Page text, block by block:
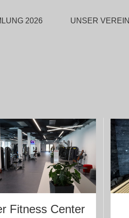
2026 UNSER VEREIN
Fitness Center